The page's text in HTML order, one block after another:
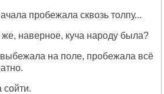
пробежала сквозь толпу...
наверное, куча народу была?
на поле, пробежала всё